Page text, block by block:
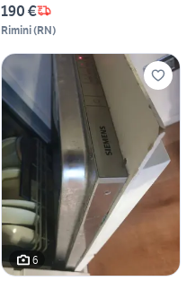
190 €
Rimini(RN)
6